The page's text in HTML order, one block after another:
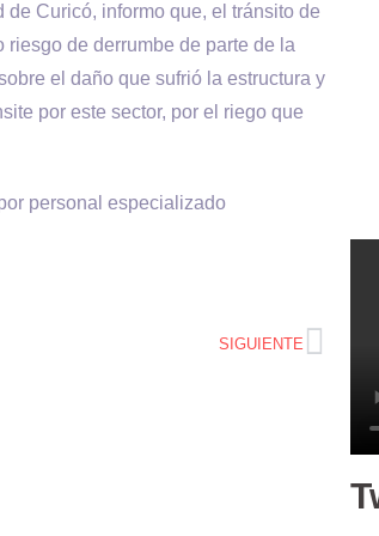
Curicó, informo que, el tránsito de
de derrumbe de parte de la
el daño que sufrió la estructura y
por este sector, por el riego que
personal especializado
SIGUIENTE